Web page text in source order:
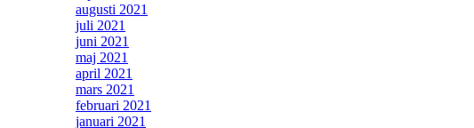
augusti 2021
juli 2021
juni 2021
maj 2021
april 2021
mars 2021
februari 2021
januari 2021